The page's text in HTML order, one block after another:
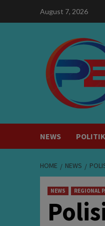
August 7, 2026
NEWS POLITIK
HOME NEWS
NEWS REGIONAL